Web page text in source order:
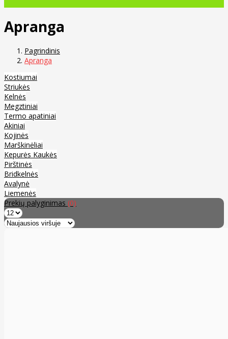
Apranga
Pagrindinis
Apranga
Kostiumai
Striukės
Kelnės
Megztiniai
Termo apatiniai
Akiniai
Kojinės
Marškinėliai
Kepurės Kaukės
Pirštinės
Bridkelnės
Avalynė
Liemenės
Prekių palyginimas (0)